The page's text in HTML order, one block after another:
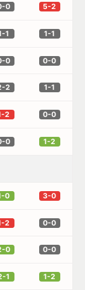
0 5-2
1 1-1
0 0-0
2 1-1
2 0-0
0 1-2
0 3-0
2 0-0
0 0-0
1 1-2